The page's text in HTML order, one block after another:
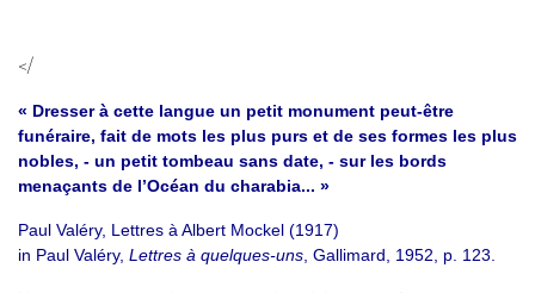
</
« Dresser à cette langue un petit monument peut-être
funéraire, fait de mots les plus purs et de ses formes les plus
nobles, - un petit tombeau sans date, - sur les bords
menaçants de l’Océan du charabia... »
Paul Valéry, Lettres à Albert Mockel (1917)
in Paul Valéry, Lettres à quelques-uns , Gallimard, 1952, p. 123.